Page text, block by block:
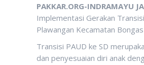
PAKKAR.ORG-INDRAMAYU
Implementasi Gerakan
Plawangan Kecamatan
Transisi PAUD ke SD
dan penyesuaian diri anak